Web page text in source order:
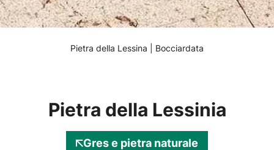
Pietra della Lessina | Bocciardata
Pietra della Lessinia
Gres e pietra naturale